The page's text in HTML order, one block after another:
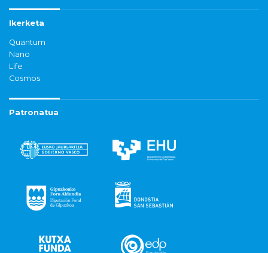
Ikerketa
Quantum
Nano
Life
Cosmos
Patronatua